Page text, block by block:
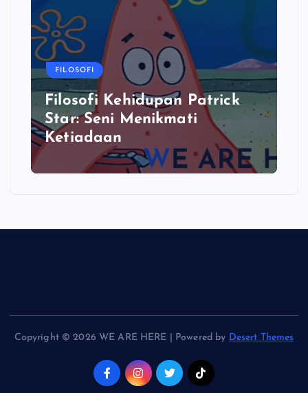
FILOSOFI
Filosofi Kehidupan Patrick
Star: Seni Menikmati
Ketiadaan
Copyright © 2026 WE ARE HERE | Powered by Desert Themes